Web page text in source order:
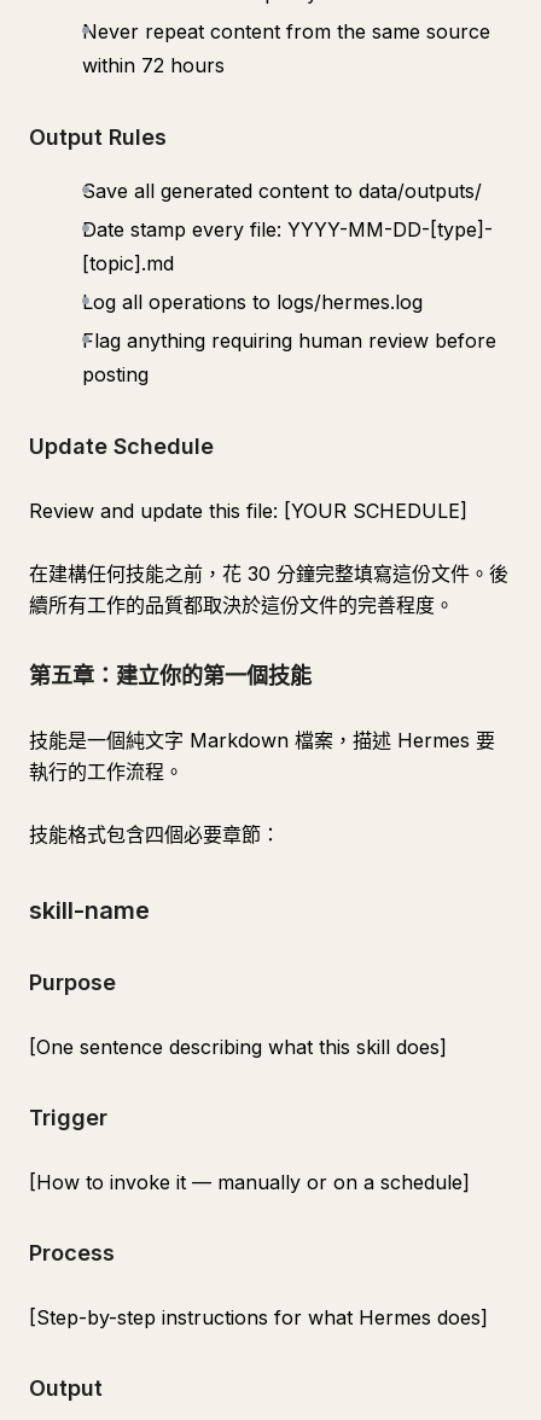
Never repeat content from the same source
within 72 hours
Output Rules
Save all generated content to data/outputs/
Date stamp every file: YYYY-MM-DD-[type]-
[topic].md
Log all operations to logs/hermes.log
Flag anything requiring human review before
posting
Update Schedule
Review and update this file: [YOUR SCHEDULE]
在建構任何技能之前，花 30 分鐘完整填寫這份文件。後
續所有工作的品質都取決於這份文件的完善程度。
第五章：建立你的第一個技能
技能是一個純文字 Markdown 檔案，描述 Hermes 要
執行的工作流程。
技能格式包含四個必要章節：
skill-name
Purpose
[One sentence describing what this skill does]
Trigger
[How to invoke it — manually or on a schedule]
Process
[Step-by-step instructions for what Hermes does]
Output